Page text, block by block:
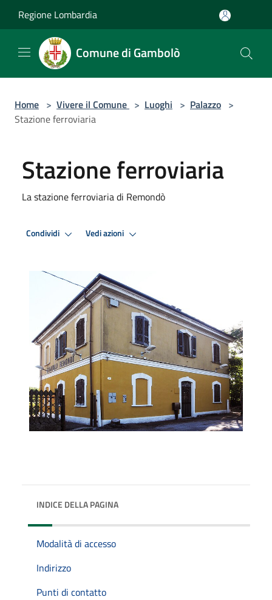
Regione Lombardia
Comune di Gambolò
Home > Vivere il Comune > Luoghi > Palazzo >
Stazione ferroviaria
Stazione ferroviaria
La stazione ferroviaria di Remondò
Condividi Vedi azioni
INDICE DELLA PAGINA
Modalità di accesso
Indirizzo
Punti di contatto